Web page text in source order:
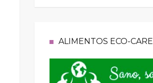
ALIMENTOS ECO-CARE